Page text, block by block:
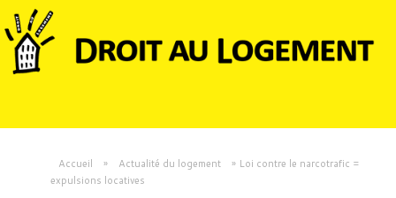
Accueil » Actualité du logement » Loi contre le narcotrafic =
expulsions locatives